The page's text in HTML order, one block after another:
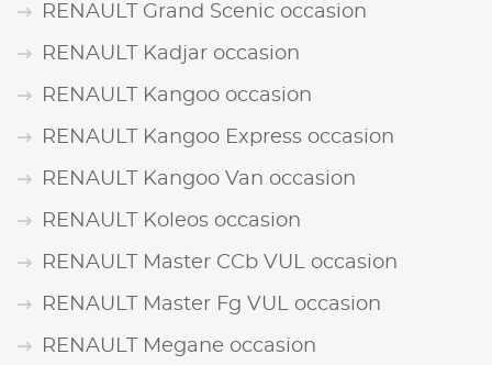
RENAULT Grand Scenic occasion
RENAULT Kadjar occasion
RENAULT Kangoo occasion
RENAULT Kangoo Express occasion
RENAULT Kangoo Van occasion
RENAULT Koleos occasion
RENAULT Master CCb VUL occasion
RENAULT Master Fg VUL occasion
RENAULT Megane occasion